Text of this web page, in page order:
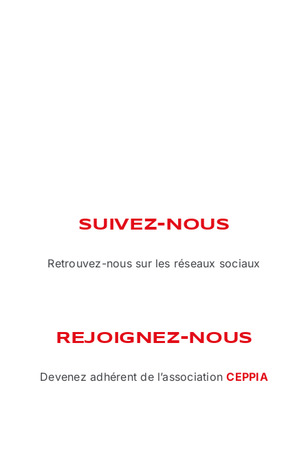
SUIVEZ-NOUS
Retrouvez-nous sur les réseaux sociaux
REJOIGNEZ-NOUS
Devenez adhérent de l’associationCEPPIA